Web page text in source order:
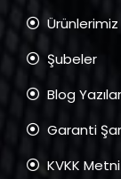
Ürünlerimiz
Şubeler
Blog
Garanti
KVKK Metni